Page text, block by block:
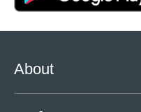
About